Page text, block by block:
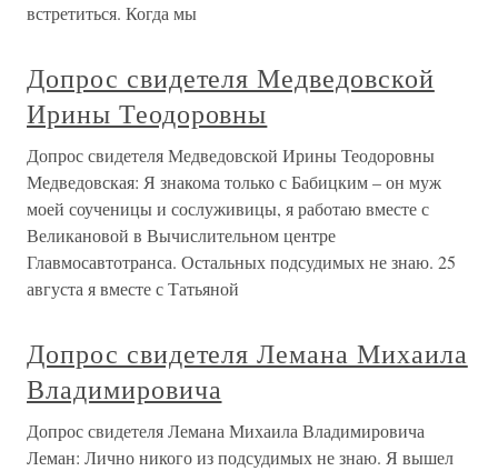
встретиться. Когда мы
Допрос свидетеля Медведовской
Ирины Теодоровны
Допрос свидетеля Медведовской Ирины Теодоровны
Медведовская: Я знакома только с Бабицким – он муж
моей соученицы и сослуживицы, я работаю вместе с
Великановой в Вычислительном центре
Главмосавтотранса. Остальных подсудимых не знаю. 25
августа я вместе с Татьяной
Допрос свидетеля Лемана Михаила
Владимировича
Допрос свидетеля Лемана Михаила Владимировича
Леман: Лично никого из подсудимых не знаю. Я вышел